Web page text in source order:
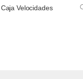
Caja Velocidades